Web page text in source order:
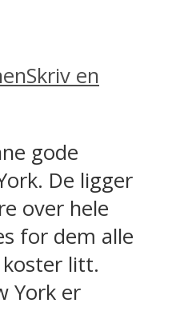
Skriv en
gode
De ligger
over hele
for dem alle
litt.
York er